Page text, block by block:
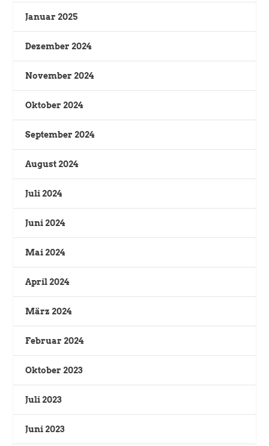
Januar 2025
Dezember 2024
November 2024
Oktober 2024
September 2024
August 2024
Juli 2024
Juni 2024
Mai 2024
April 2024
März 2024
Februar 2024
Oktober 2023
Juli 2023
Juni 2023